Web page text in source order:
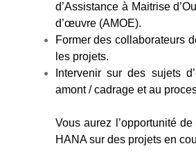
d’Assistance à Maitrise
d’œuvre (AMOE).
Former des collaborateurs
les projets.
Intervenir sur des sujets
amont / cadrage et au
Vous aurez l’opportunité
HANA sur des projets en